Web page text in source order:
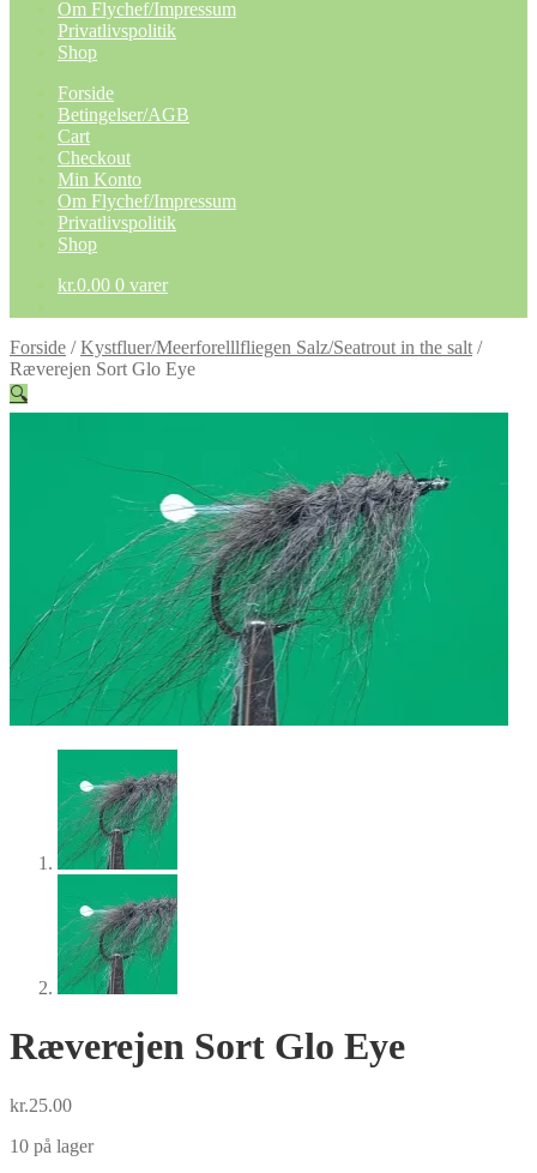
Om Flychef/Impressum
Privatlivspolitik
Shop
Forside
Betingelser/AGB
Cart
Checkout
Min Konto
Om Flychef/Impressum
Privatlivspolitik
Shop
kr.0.00 0 varer
Forside /Kystfluer/Meerforelllfliegen Salz/Seatrout in the salt /
Ræverejen Sort Glo Eye
🔍
Ræverejen Sort Glo Eye
kr.25.00
10 på lager